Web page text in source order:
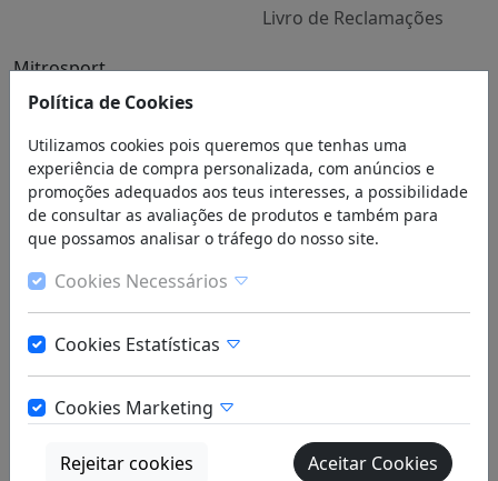
Livro de Reclamações
Mitrosport
Quem Somos
Contactos
Blog
Registe-se na Newsletter
Política de Cookies
Utilizamos cookies pois queremos que tenhas uma
experiência de compra personalizada, com anúncios e
promoções adequados aos teus interesses, a possibilidade
de consultar as avaliações de produtos e também para
que possamos analisar o tráfego do nosso site.
Cookies Necessários
Cookies Estatísticas
Cookies Marketing
Rejeitar cookies Aceitar Cookies